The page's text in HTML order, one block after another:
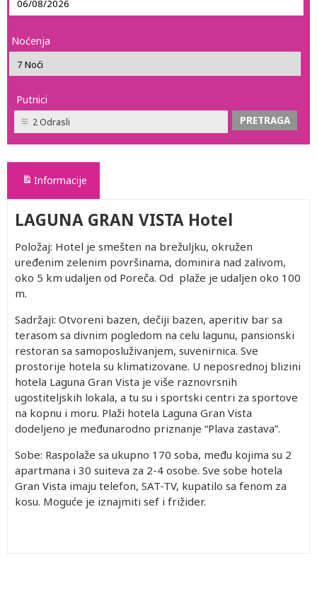
Noćenja
Putnici
2 Odrasli
Informacije
LAGUNA GRAN VISTA Hotel
Položaj: Hotel je smešten na brežuljku, okružen
uređenim zelenim površinama, dominira nad zalivom,
oko 5 km udaljen od Poreča. Od plaže je udaljen oko 100
m.
Sadržaji: Otvoreni bazen, dečiji bazen, aperitiv bar sa
terasom sa divnim pogledom na celu lagunu, pansionski
restoran sa samoposluživanjem, suvenirnica. Sve
prostorije hotela su klimatizovane. U neposrednoj blizini
hotela Laguna Gran Vista je više raznovrsnih
ugostiteljskih lokala, a tu su i sportski centri za sportove
na kopnu i moru. Plaži hotela Laguna Gran Vista
dodeljeno je međunarodno priznanje “Plava zastava”.
Sobe: Raspolaže sa ukupno 170 soba, među kojima su 2
apartmana i 30 suiteva za 2-4 osobe. Sve sobe hotela
Gran Vista imaju telefon, SAT-TV, kupatilo sa fenom za
kosu. Moguće je iznajmiti sef i frižider.